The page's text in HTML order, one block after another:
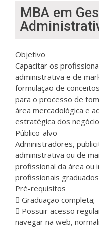
MBA em
Objetivo
Capacitar os
administrativa e de
formulação de
para o processo de
área mercadológica e
estratégica dos
Público-alvo
Administradores,
administrativa ou de
profissional da área ou
profissionais
Pré-requisitos
Graduação completa;
Possuir acesso
navegar na web,